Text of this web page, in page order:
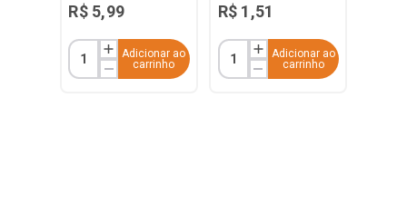
R$ 5,99
Adicionar ao
carrinho
R$ 1 ,51
Adicionar ao
carrinho